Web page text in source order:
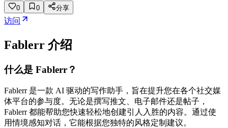
0 0 分享
访问
Fablerr 介绍
什么是 Fablerr？
Fablerr 是一款 AI 驱动的写作助手，旨在提升您在各个社交媒
体平台的参与度。无论是撰写推文、电子邮件还是帖子，
Fablerr 都能帮助您快速轻松地创建引人入胜的内容。通过使
用情境感知对话，它能根据您独特的风格定制建议。